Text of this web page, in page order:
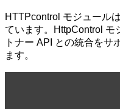
HTTPcontrol モジュール
ています。HttpControl モ
トナー API との統合をサ
ます。